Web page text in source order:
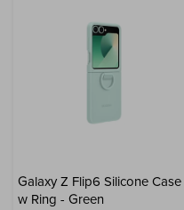
Galaxy Z Flip6 Silicone Case
w Ring - Green